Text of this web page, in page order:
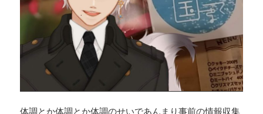
体調とか体調とか体調のせいであんまり事前の情報収集